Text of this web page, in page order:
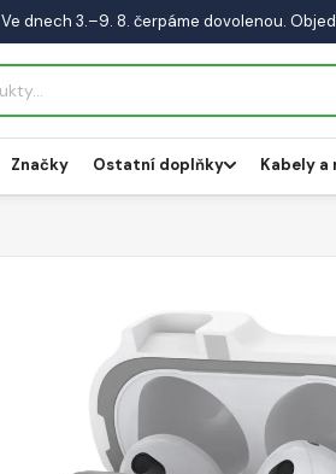
Ve dnech 3.–9. 8. čerpáme dovolenou.
Značky Ostatní doplňky Kabely a